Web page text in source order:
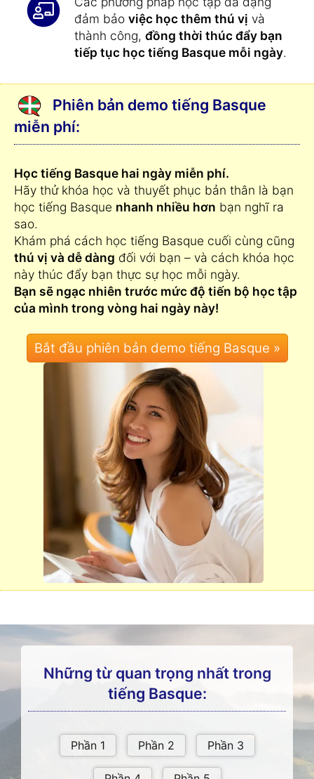
đảm bảo việc học thêm thú vị và
thành công, đồng thời thúc đẩy bạn
tiếp tục học tiếng Basque mỗi ngày.
Phiên bản demo tiếng Basque
miễn phí:
Học tiếng Basque hai ngày miễn phí.
Hãy thử khóa học và thuyết phục bản thân là bạn
học tiếng Basque nhanh nhiều hơn bạn nghĩ ra
sao.
Khám phá cách học tiếng Basque cuối cùng cũng
thú vị và dễ dàng đối với bạn – và cách khóa học
này thúc đẩy bạn thực sự học mỗi ngày.
Bạn sẽ ngạc nhiên trước mức độ tiến bộ học tập
của mình trong vòng hai ngày này!
Những từ quan trọng nhất trong
tiếng Basque: